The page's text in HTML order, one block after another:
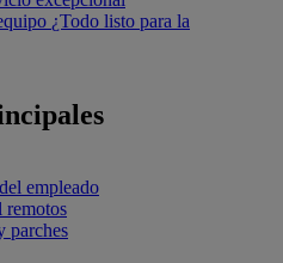
¿Todo listo para la
empleado
remotos
parches